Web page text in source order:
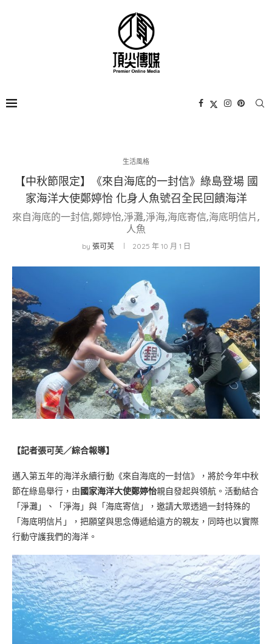
生活風格
【中秋節限定】《來自海底的一封信》綠島登場 國
家海洋大使鄭婷怡 化身人魚號召全民回饋海洋
來自海底的一封信,鄭婷怡,淨灘,淨海,海底寄信,海底明信片,
人魚
by 張可芙 2025 年 10 月 1 日
【記者張可芙／綜合報導】
邁入第五年的海洋永續行動《來自海底的一封信》，將於今年中秋
節在綠島舉行，由國家海洋大使鄭婷怡親自發起與領航。活動結合
「淨灘」、「淨海」與「海底寄信」，邀請大眾透過一封特殊的
「海底明信片」，把願望與思念傳遞給遠方的親友，同時也以實際
行動守護我們的海洋。